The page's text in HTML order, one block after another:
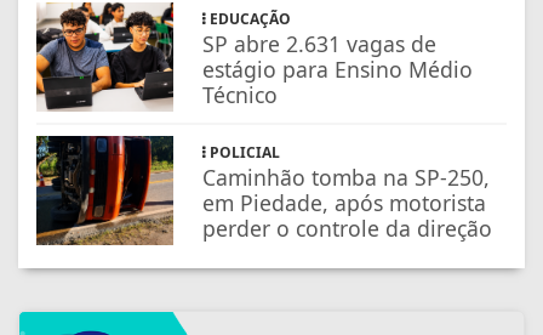
EDUCAÇÃO
SP abre 2.631 vagas de
estágio para Ensino Médio
Técnico
POLICIAL
Caminhão tomba na SP-250,
em Piedade, após motorista
perder o controle da direção